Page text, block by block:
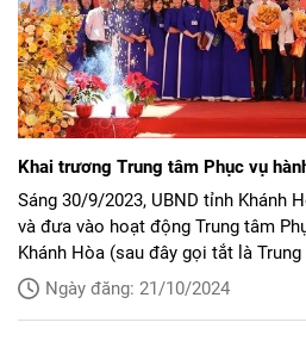
Khai trương Trung tâm Phục vụ
Sáng 30/9/2023, UBND tỉnh Khánh
và đưa vào hoạt động Trung tâm
Khánh Hòa (sau đây gọi tắt là Trung
Trần Ngọc Thanh - Ủy viên Ban
ban Mặt trận Tổ quốc Việt Nam
Ngày đăng: 21/10/2024